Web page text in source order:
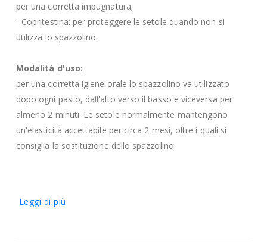
per una corretta impugnatura;
- Copritestina: per proteggere le setole quando non si
utilizza lo spazzolino.
Modalità d'uso:
per una corretta igiene orale lo spazzolino va utilizzato
dopo ogni pasto, dall'alto verso il basso e viceversa per
almeno 2 minuti. Le setole normalmente mantengono
un'elasticità accettabile per circa 2 mesi, oltre i quali si
consiglia la sostituzione dello spazzolino.
Leggi di più